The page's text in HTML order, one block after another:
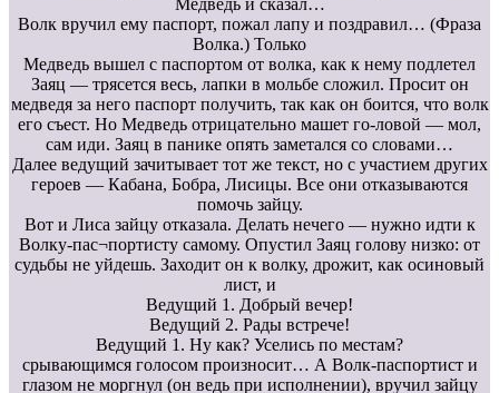
Медведь и сказал…
Волк вручил ему паспорт, пожал лапу и поздравил… (Фраза
Волка.) Только
Медведь вышел с паспортом от волка, как к нему подлетел
Заяц — трясется весь, лапки в мольбе сложил. Просит он
медведя за него паспорт получить, так как он боится, что волк
его съест. Но Медведь отрицательно машет го-ловой — мол,
сам иди. Заяц в панике опять заметался со словами…
Далее ведущий зачитывает тот же текст, но с участием других
героев — Кабана, Бобра, Лисицы. Все они отказываются
помочь зайцу.
Вот и Лиса зайцу отказала. Делать нечего — нужно идти к
Волку-пас¬портисту самому. Опустил Заяц голову низко: от
судьбы не уйдешь. Заходит он к волку, дрожит, как осиновый
лист, и
Ведущий 1. Добрый вечер!
Ведущий 2. Рады встрече!
Ведущий 1. Ну как? Уселись по местам?
срывающимся голосом произносит… А Волк-паспортист и
глазом не моргнул (он ведь при исполнении), вручил зайцу